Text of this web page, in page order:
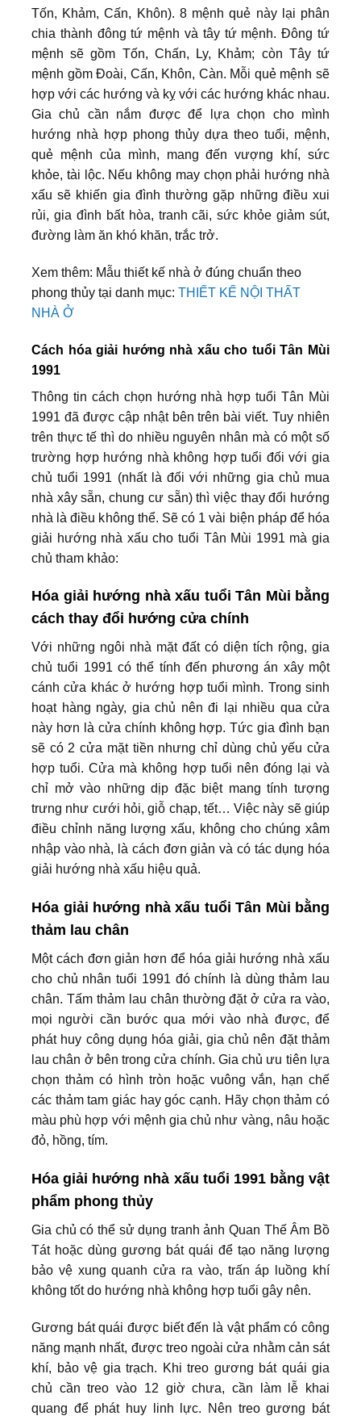
Tốn, Khảm, Cấn, Khôn). 8 mệnh quẻ này lại phân
chia thành đông tứ mệnh và tây tứ mệnh. Đông tứ
mệnh sẽ gồm Tốn, Chấn, Ly, Khảm; còn Tây tứ
mệnh gồm Đoài, Cấn, Khôn, Càn. Mỗi quẻ mệnh sẽ
hợp với các hướng và kỵ với các hướng khác nhau.
Gia chủ cần nắm được để lựa chọn cho mình
hướng nhà hợp phong thủy dựa theo tuổi, mệnh,
quẻ mệnh của mình, mang đến vượng khí, sức
khỏe, tài lộc. Nếu không may chọn phải hướng nhà
xấu sẽ khiến gia đình thường gặp những điều xui
rủi, gia đình bất hòa, tranh cãi, sức khỏe giảm sút,
đường làm ăn khó khăn, trắc trở.
Xem thêm: Mẫu thiết kế nhà ở đúng chuẩn theo
phong thủy tại danh mục: THIẾT KẾ NỘI THẤT
NHÀ Ở
Cách hóa giải hướng nhà xấu cho tuổi Tân Mùi
1991
Thông tin cách chọn hướng nhà hợp tuổi Tân Mùi
1991 đã được cập nhật bên trên bài viết. Tuy nhiên
trên thực tế thì do nhiều nguyên nhân mà có một số
trường hợp hướng nhà không hợp tuổi đối với gia
chủ tuổi 1991 (nhất là đối với những gia chủ mua
nhà xây sẵn, chung cư sẵn) thì việc thay đổi hướng
nhà là điều không thể. Sẽ có 1 vài biện pháp để hóa
giải hướng nhà xấu cho tuổi Tân Mùi 1991 mà gia
chủ tham khảo:
Hóa giải hướng nhà xấu tuổi Tân Mùi bằng
cách thay đổi hướng cửa chính
Với những ngôi nhà mặt đất có diện tích rộng, gia
chủ tuổi 1991 có thể tính đến phương án xây một
cánh cửa khác ở hướng hợp tuổi mình. Trong sinh
hoạt hàng ngày, gia chủ nên đi lại nhiều qua cửa
này hơn là cửa chính không hợp. Tức gia đình bạn
sẽ có 2 cửa mặt tiền nhưng chỉ dùng chủ yếu cửa
hợp tuổi. Cửa mà không hợp tuổi nên đóng lại và
chỉ mở vào những dịp đặc biệt mang tính tượng
trưng như cưới hỏi, giỗ chạp, tết… Việc này sẽ giúp
điều chỉnh năng lượng xấu, không cho chúng xâm
nhập vào nhà, là cách đơn giản và có tác dụng hóa
giải hướng nhà xấu hiệu quả.
Hóa giải hướng nhà xấu tuổi Tân Mùi bằng
thảm lau chân
Một cách đơn giản hơn để hóa giải hướng nhà xấu
cho chủ nhân tuổi 1991 đó chính là dùng thảm lau
chân. Tấm thảm lau chân thường đặt ở cửa ra vào,
mọi người cần bước qua mới vào nhà được, để
phát huy công dụng hóa giải, gia chủ nên đặt thảm
lau chân ở bên trong cửa chính. Gia chủ ưu tiên lựa
chọn thảm có hình tròn hoặc vuông vắn, hạn chế
các thảm tam giác hay góc cạnh. Hãy chọn thảm có
màu phù hợp với mệnh gia chủ như vàng, nâu hoặc
đỏ, hồng, tím.
Hóa giải hướng nhà xấu tuổi 1991 bằng vật
phẩm phong thủy
Gia chủ có thể sử dụng tranh ảnh Quan Thế Âm Bồ
Tát hoặc dùng gương bát quái để tạo năng lượng
bảo vệ xung quanh cửa ra vào, trấn áp luồng khí
không tốt do hướng nhà không hợp tuổi gây nên.
Gương bát quái được biết đến là vật phẩm có công
năng mạnh nhất, được treo ngoài cửa nhằm cản sát
khí, bảo vệ gia trạch. Khi treo gương bát quái gia
chủ cần treo vào 12 giờ chưa, cần làm lễ khai
quang để phát huy linh lực. Nên treo gương bát